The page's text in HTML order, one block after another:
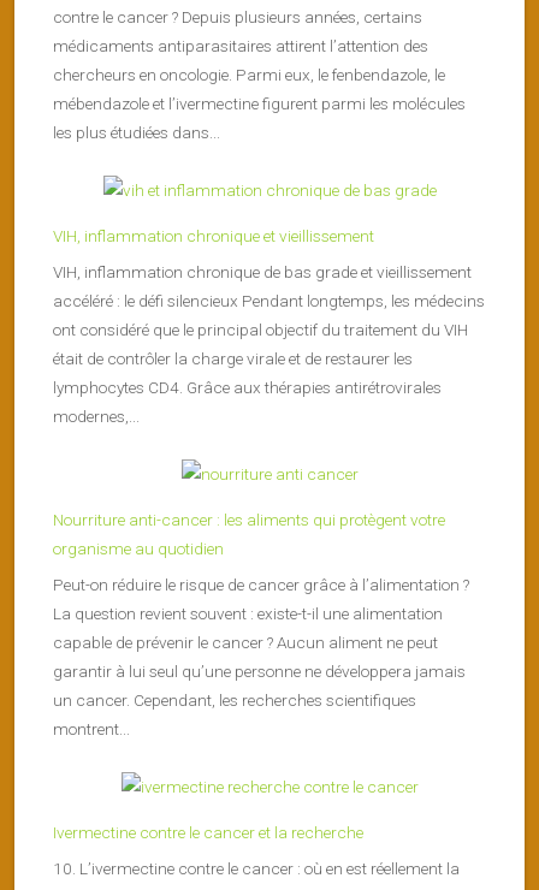
contre le cancer ? Depuis plusieurs années, certains
médicaments antiparasitaires attirent l’attention des
chercheurs en oncologie. Parmi eux, le fenbendazole, le
mébendazole et l’ivermectine figurent parmi les molécules
les plus étudiées dans...
VIH, inflammation chronique et vieillissement
VIH, inflammation chronique de bas grade et vieillissement
accéléré : le défi silencieux Pendant longtemps, les médecins
ont considéré que le principal objectif du traitement du VIH
était de contrôler la charge virale et de restaurer les
lymphocytes CD4. Grâce aux thérapies antirétrovirales
modernes,...
Nourriture anti-cancer : les aliments qui protègent votre
organisme au quotidien
Peut-on réduire le risque de cancer grâce à l’alimentation ?
La question revient souvent : existe-t-il une alimentation
capable de prévenir le cancer ? Aucun aliment ne peut
garantir à lui seul qu’une personne ne développera jamais
un cancer. Cependant, les recherches scientifiques
montrent...
Ivermectine contre le cancer et la recherche
10. L’ivermectine contre le cancer : où en est réellement la